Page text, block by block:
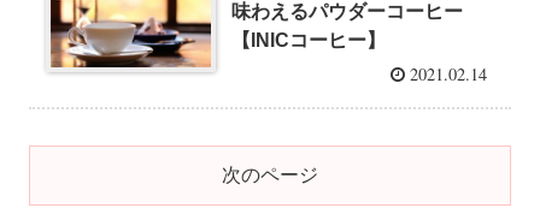
味わえるパウダーコーヒー
【INICコーヒー】
2021.02.14
次のページ